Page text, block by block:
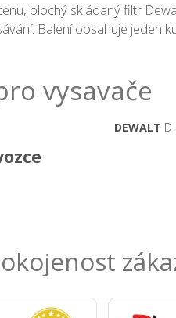
plochý skládaný filtr
Balení obsahuje jeden
vysavače
DEWALT D